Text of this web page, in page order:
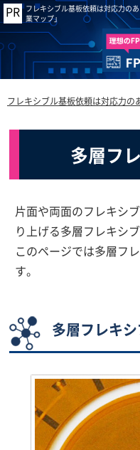
フレキシブル基板依頼は対応力の
業マップ」
フレキシブル基板依頼は対応力の
多層フ
片面や両面のフレキシ
り上げる多層フレキシブ
このページでは多層フ
す。
多層フレキ